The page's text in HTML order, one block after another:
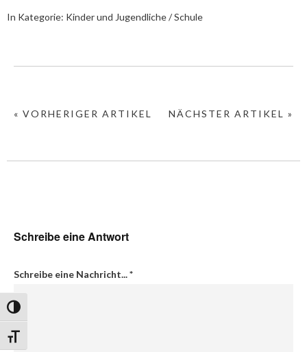
Umschalten auf hohe Kontraste
Schrift vergrößern
In Kategorie: Kinder und Jugendliche / Schule
NÄCHSTER ARTIKEL »
« VORHERIGER ARTIKEL
Schreibe eine Antwort
Schreibe eine Nachricht...*